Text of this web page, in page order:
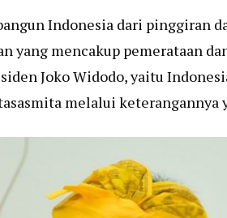
Indonesia dari pinggiran
yang mencakup pemerataan
Joko Widodo, yaitu
melalui keterangannya